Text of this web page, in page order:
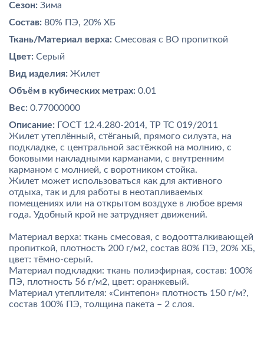
Сезон: Зима
Состав: 80% ПЭ, 20% ХБ
Ткань/Материал верха: Смесовая с ВО пропиткой
Цвет: Серый
Вид изделия: Жилет
Объём в кубических метрах: 0.01
Вес: 0.77000000
Описание: ГОСТ 12.4.280-2014, ТР ТС 019/2011
Жилет утеплённый, стёганый, прямого силуэта, на
подкладке, с центральной застёжкой на молнию, с
боковыми накладными карманами, с внутренним
карманом с молнией, с воротником стойка.
Жилет может использоваться как для активного
отдыха, так и для работы в неотапливаемых
помещениях или на открытом воздухе в любое время
года. Удобный крой не затрудняет движений.
Материал верха: ткань смесовая, с водоотталкивающей
пропиткой, плотность 200 г/м2, состав 80% ПЭ, 20% ХБ,
цвет: тёмно-серый.
Материал подкладки: ткань полиэфирная, состав: 100%
ПЭ, плотность 56 г/м2, цвет: оранжевый.
Материал утеплителя: «Синтепон» плотность 150 г/м?,
состав 100% ПЭ, толщина пакета – 2 слоя.